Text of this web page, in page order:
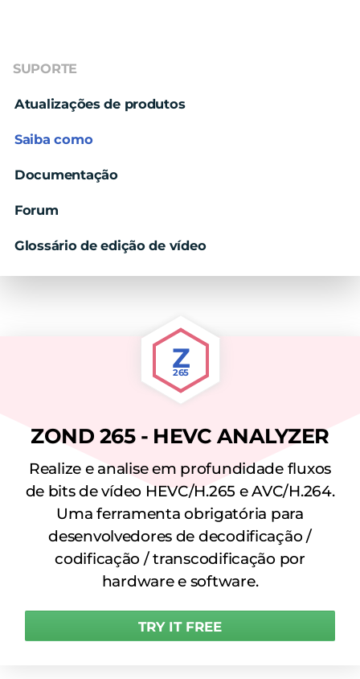
SUPORTE
Atualizações de produtos
Saiba como
Documentação
Forum
Glossário de edição de vídeo
Z
265
ZOND 265 - HEVC ANALYZER
Realize e analise em profundidade fluxos
de bits de vídeo HEVC/H.265 e AVC/H.264.
Uma ferramenta obrigatória para
desenvolvedores de decodificação /
codificação / transcodificação por
hardware e software.
TRY IT FREE